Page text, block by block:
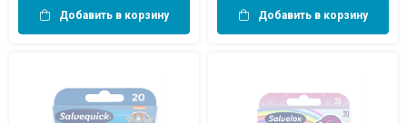
Добавить в корзину Добавить в корзину